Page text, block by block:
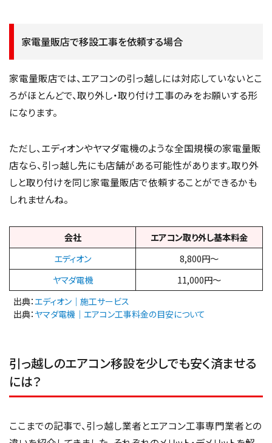
家電量販店で移設工事を依頼する場合
家電量販店では、エアコンの引っ越しには対応していないとこ
ろがほとんどで、取り外し・取り付け工事のみをお願いする形
になります。
ただし、エディオンやヤマダ電機のような全国規模の家電量販
店なら、引っ越し先にも店舗がある可能性があります。取り外
しと取り付けを同じ家電量販店で依頼することができるかも
しれませんね。
会社
エアコン取り外し基本料金
エディオン
8,800円～
ヤマダ電機
11,000円～
出典：エディオン｜施工サービス
出典： ヤマダ電機｜エアコン工事料金の目安について
引っ越しのエアコン移設を少しでも安く済ませる
には？
ここまでの記事で、引っ越し業者とエアコン工事専門業者との